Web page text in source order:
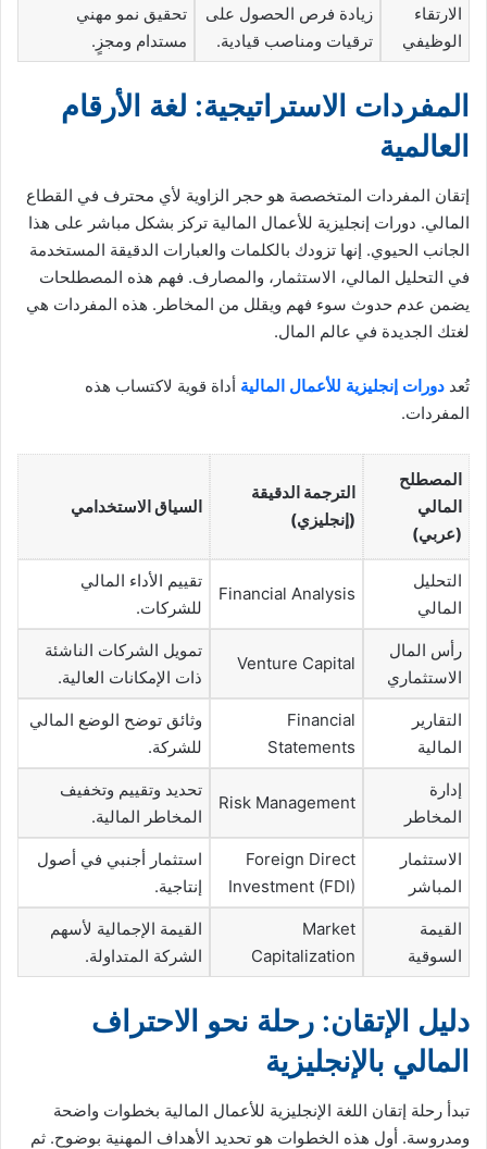
الارتقاء
الوظيفي
زيادة فرص الحصول على
ترقيات ومناصب قيادية.
تحقيق نمو مهني
مستدام ومجزٍ.
المفردات الاستراتيجية: لغة الأرقام
العالمية
إتقان المفردات المتخصصة هو حجر الزاوية لأي محترف في القطاع
المالي. دورات إنجليزية للأعمال المالية تركز بشكل مباشر على هذا
الجانب الحيوي. إنها تزودك بالكلمات والعبارات الدقيقة المستخدمة
في التحليل المالي، الاستثمار، والمصارف. فهم هذه المصطلحات
يضمن عدم حدوث سوء فهم ويقلل من المخاطر. هذه المفردات هي
لغتك الجديدة في عالم المال.
تُعد دورات إنجليزية للأعمال المالية أداة قوية لاكتساب هذه
المفردات.
المصطلح
المالي
(عربي)
الترجمة الدقيقة
(إنجليزي)
السياق الاستخدامي
التحليل
المالي
Financial Analysis
تقييم الأداء المالي
للشركات.
رأس المال
الاستثماري
Venture Capital
تمويل الشركات الناشئة
ذات الإمكانات العالية.
التقارير
المالية
Financial
Statements
وثائق توضح الوضع المالي
للشركة.
إدارة
المخاطر
Risk Management
تحديد وتقييم وتخفيف
المخاطر المالية.
الاستثمار
المباشر
Foreign Direct
Investment (FDI)
استثمار أجنبي في أصول
إنتاجية.
القيمة
السوقية
Market
Capitalization
القيمة الإجمالية لأسهم
الشركة المتداولة.
دليل الإتقان: رحلة نحو الاحتراف
المالي بالإنجليزية
تبدأ رحلة إتقان اللغة الإنجليزية للأعمال المالية بخطوات واضحة
ومدروسة. أول هذه الخطوات هو تحديد الأهداف المهنية بوضوح. ثم